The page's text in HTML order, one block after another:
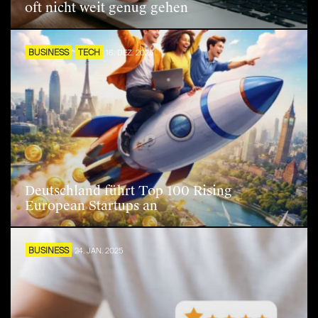
oft nicht weit genug gehen
BUSINESS TECH 16. DEZ. 2025
Deutschland führt Top 100 Rising
European Startups an
BUSINESS 24. JAN. 2025